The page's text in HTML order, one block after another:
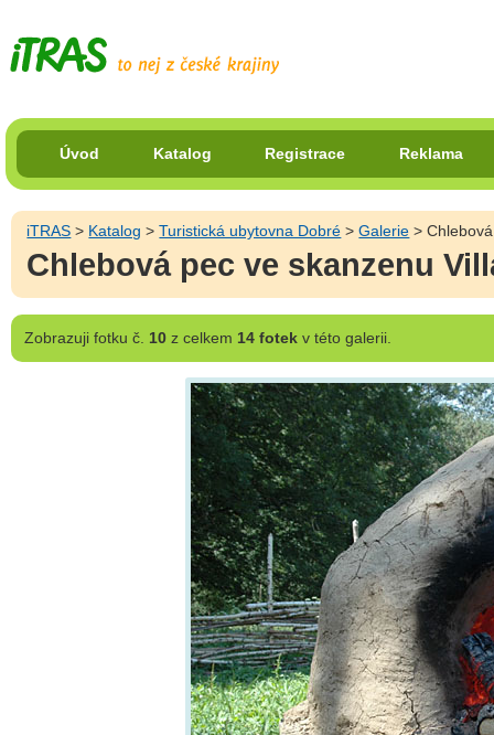
Úvod Katalog Registrace Reklama
iTRAS > Katalog >Turistická ubytovna Dobré >Galerie >
Chlebová pec ve skanzenu
Zobrazujifotku č. 10z celkem 14 fotekv této galerii.